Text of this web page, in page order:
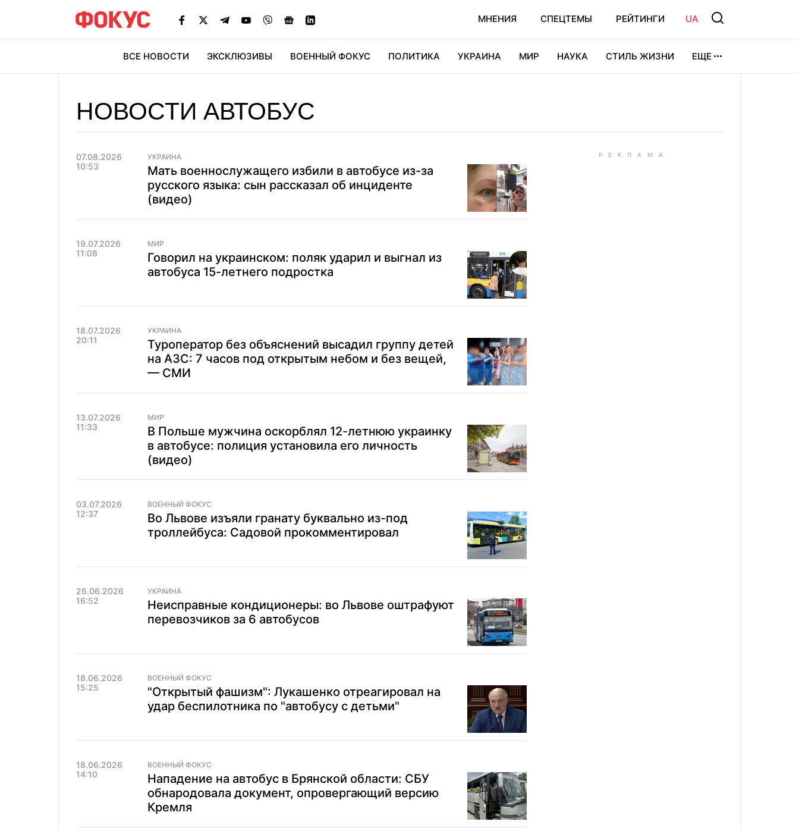
МНЕНИЯ СПЕЦТЕМЫ РЕЙТИНГИ UA
ВСЕ НОВОСТИ ЭКСКЛЮЗИВЫ ВОЕННЫЙ ФОКУС ПОЛИТИКА УКРАИНА МИР НАУКА СТИЛЬ ЖИЗНИ ЕЩЕ
НОВОСТИ АВТОБУС
07.08.2026
10:53
УКРАИНА
Мать военнослужащего избили в автобусе из-за
русского языка: сын рассказал об инциденте
(видео)
19.07.2026
11:08
МИР
Говорил на украинском: поляк ударил и выгнал из
автобуса 15-летнего подростка
18.07.2026
20:11
УКРАИНА
Туроператор без объяснений высадил группу детей
на АЗС: 7 часов под открытым небом и без вещей,
— СМИ
13.07.2026
11:33
МИР
В Польше мужчина оскорблял 12-летнюю украинку
в автобусе: полиция установила его личность
(видео)
03.07.2026
12:37
ВОЕННЫЙ ФОКУС
Во Львове изъяли гранату буквально из-под
троллейбуса: Садовой прокомментировал
26.06.2026
16:52
УКРАИНА
Неисправные кондиционеры: во Львове оштрафуют
перевозчиков за 6 автобусов
18.06.2026
15:25
ВОЕННЫЙ ФОКУС
"Открытый фашизм": Лукашенко отреагировал на
удар беспилотника по "автобусу с детьми"
18.06.2026
14:10
ВОЕННЫЙ ФОКУС
Нападение на автобус в Брянской области: СБУ
обнародовала документ, опровергающий версию
Кремля